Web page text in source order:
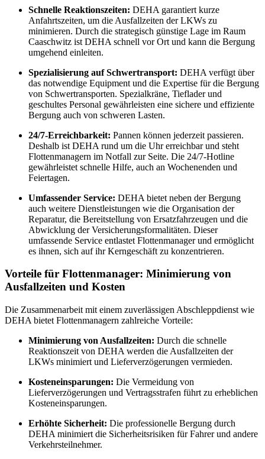
Schnelle Reaktionszeiten: DEHA garantiert kurze
Anfahrtszeiten, um die Ausfallzeiten der LKWs zu
minimieren. Durch die strategisch günstige Lage im Raum
Caaschwitz ist DEHA schnell vor Ort und kann die Bergung
umgehend einleiten.
Spezialisierung auf Schwertransport: DEHA verfügt über
das notwendige Equipment und die Expertise für die Bergung
von Schwertransporten. Spezialkräne, Tieflader und
geschultes Personal gewährleisten eine sichere und effiziente
Bergung auch von schweren Lasten.
24/7-Erreichbarkeit: Pannen können jederzeit passieren.
Deshalb ist DEHA rund um die Uhr erreichbar und steht
Flottenmanagern im Notfall zur Seite. Die 24/7-Hotline
gewährleistet schnelle Hilfe, auch an Wochenenden und
Feiertagen.
Umfassender Service: DEHA bietet neben der Bergung
auch weitere Dienstleistungen wie die Organisation der
Reparatur, die Bereitstellung von Ersatzfahrzeugen und die
Abwicklung der Versicherungsformalitäten. Dieser
umfassende Service entlastet Flottenmanager und ermöglicht
es ihnen, sich auf ihr Kerngeschäft zu konzentrieren.
Vorteile für Flottenmanager: Minimierung von
Ausfallzeiten und Kosten
Die Zusammenarbeit mit einem zuverlässigen Abschleppdienst wie
DEHA bietet Flottenmanagern zahlreiche Vorteile:
Minimierung von Ausfallzeiten: Durch die schnelle
Reaktionszeit von DEHA werden die Ausfallzeiten der
LKWs minimiert und Lieferverzögerungen vermieden.
Kosteneinsparungen: Die Vermeidung von
Lieferverzögerungen und Vertragsstrafen führt zu erheblichen
Kosteneinsparungen.
Erhöhte Sicherheit: Die professionelle Bergung durch
DEHA minimiert die Sicherheitsrisiken für Fahrer und andere
Verkehrsteilnehmer.